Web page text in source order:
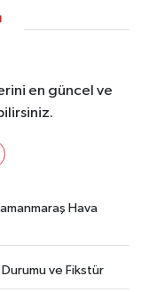
en güncel ve
Hava
Durumu ve Fikstür